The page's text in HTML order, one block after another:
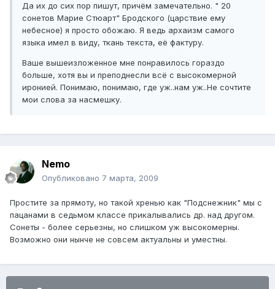
Да их до сих пор пишут, причём замечательно. " 20
сонетов Марие Стюарт" Бродского (царствие ему
небесное) я просто обожаю. Я ведь архаизм самого
языка имел в виду, ткань текста, её фактуру.
Ваше вышеизложенное мне понравилось гораздо
больше, хотя вы и преподнесли всё с высокомерной
иронией. Понимаю, понимаю, где уж..нам уж..Не сочтите
мои слова за насмешку.
Nemo
Опубликовано 7 марта, 2009
Простите за прямоту, но такой хренью как "Подснежник" мы с
пацанами в седьмом классе прикалывались др. над другом.
Сонеты - более серьезны, но слишком уж высокомерны.
Возможно они нынче не совсем актуальны и уместны.